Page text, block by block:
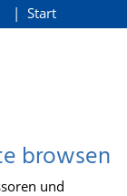
Start
browsen
und